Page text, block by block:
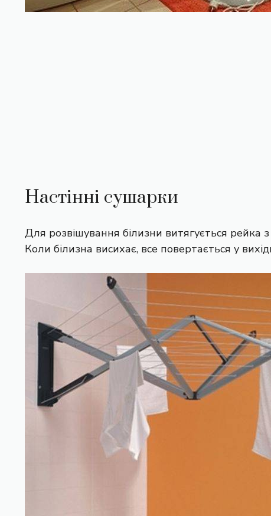
Настінні сушарки
Для розвішування білизни витягується рейка
Коли білизна висихає, все повертається у